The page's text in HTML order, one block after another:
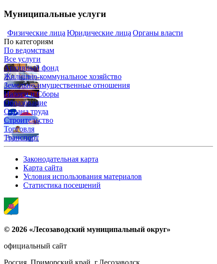
Муниципальные услуги
Физические лица Юридические лица Органы власти
По категориям
По ведомствам
Все услуги
Архивный фонд
Жилищно-коммунальное хозяйство
Земельно-имущественные отношения
Налоги и Сборы
Образование
Охрана труда
Строительство
Торговля
Транспорт
Законодательная карта
Карта сайта
Условия использования материалов
Статистика посещений
© 2026 «Лесозаводский муниципальный округ»
официальный сайт